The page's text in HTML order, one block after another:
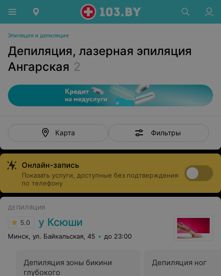
Эпиляция и депиляция
Депиляция, лазерная эпиляция
Ангарская 2
Карта Фильтры
Онлайн-запись
Показать услуги, доступные без подтверждения
по телефону
ДЕПИЛЯЦИЯ
5.0 у Ксюши
Минск, ул. Байкальская, 45 до 23:00
Депиляция зоны бикини
глубокого
Депиляция ног